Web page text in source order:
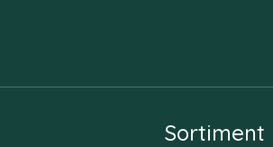
Sortiment